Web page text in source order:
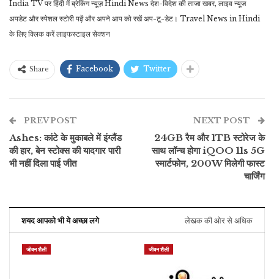
India TV पर हिंदी में ब्रेकिंग न्यूज़ Hindi News देश-विदेश की ताजा खबर, लाइव न्यूज
अपडेट और स्‍पेशल स्‍टोरी पढ़ें और अपने आप को रखें अप-टू-डेट। Travel News in Hindi
के लिए क्लिक करें लाइफस्टाइल सेक्‍शन
Share Facebook Twitter
PREV POST
Ashes: कांटे के मुकाबले में इंग्लैंड
की हार, बेन स्टोक्स की यादगार पारी
भी नहीं दिला पाई जीत
NEXT POST
24GB रैम और 1TB स्टोरेज के
साथ लॉन्च होगा iQOO 11s 5G
स्मार्टफोन, 200W मिलेगी फास्ट
चार्जिंग
शयद आपको भी ये अच्छा लगे लेखक की ओर से अधिक
जीवन शैली जीवन शैली